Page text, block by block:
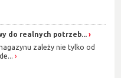
do realnych potrzeb...
zależy nie tylko od